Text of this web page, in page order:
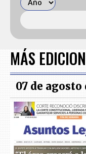
MÁS
07 de agosto